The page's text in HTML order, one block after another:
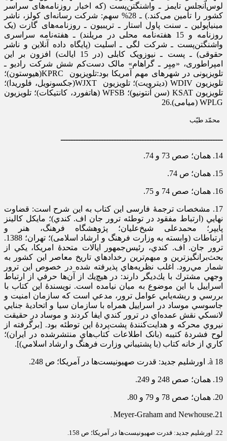
لوس‌آنجلس تایمز ـ واشنگتن‌پست (که اخبار روزنامه‌های سراسر
کشور را تأمین می‌کند.) ـ 28% سهم: شرکت رسانه‌ای کولز، ناشر
مینیاپولین ـ سنت پاول استار ـ تریبیون ـ روزنامه‌های گازت (یک
روزنامه و 15 هفته‌نامه محلی در مریلند) ـ هفته‌نامه سراسری
واشنگتن‌پست ـ شرکت لگی ـ اسلیت (پایگاه داده آنلاین و ناشر
حقوقی) ـ پست ـ نیوزویک کابلی (در 15 ایالت) افزون بر این
امپراطوری، «مِیِر ـ گراهام» مالک دست‌کم شش شرکت رادیو ـ
تلویزیونی در شهرهای مهم آمریکا بود:تلویزیون KPRC(هیوستون)؛
تلویزیون WDIV (دیترویت)؛ تلویزیون WJXT(جکسونویل، فلوریدا)؛
تلویزیون KSAT (سن آنتونیو)؛ WFSB (هاتفورد، کانتیکات)؛ تلویزیون
WPLG (میامی).26
محمّد طیّب
ــــــــــــــــــــــــــــــــــــــــــــــــــــــــــــــــ
14. همان؛ صص 73 و 74.
15. همان؛ ص 74.
16. همان؛ صص 74 و 75.
17. مشخصات ترجمۀ فارسی این کتاب به این شرح است: قضاوت
نهايي (ارتباط مفقود در توطئه ترور جان اف. كندي)؛ مایکل کالینز
پایپر؛ محمدعلی شیخ‌علیان؛ پژوهشگاه فرهنگ، هنر و
ارتباطات (وابسته به وزارت فرهنگ و ارشاد اسلامی)؛ تهران؛ 1388.
ترور جان. اف. كندي، رئيس‌جمهور ايالات متحدۀ امريكا، يكي از
بحث‌برانگيزترين و مبهم‌ترين رخدادهاي تاريخ معاصر اين كشور به
شمار مي‌رود. اغلب نظريه‌هاي پذيرفته شده در خصوص اين ترور
وجهي مشترك با يك‌ديگر دارند: در هيچ‌يك از آن‌ها حرفي از ارتباط
اسراييل با اين موضوع به ميان نيامده است. نویسندۀ این کتاب با
بررسي و ريشه‌يابي عوامل ترور، مدعي است كه سازمان امنيت و
جاسوسي موساد در اسراييل همراه با سازمان سيا و اتحاديۀ جنايي
لانسكي نقش عمده‌اي در ترور كندي ايفا كردند و موساد در حقيقت
نيروي محركه و هدايت‌كنندۀ پشت‌پردۀ اين توطئه بود. [برگرفته از
لوح فشردۀ کتيبه (بانک اطلاعات کتاب‌هاي منتشرشده در ايران)؛
کاري از خانه کتاب (با پشتيباني وزارت فرهنگ و ارشاد اسلامي)].
à 18. اورشلیم جدید: قدرت صهیونیست‌ها در آمریکا؛ ص 248.
19. همان؛ صص 248 و 249.
20. همان؛ صص 78 و 79 و 80.
21.Meyer-Graham and Newhouse
22. اورشلیم جدید: قدرت صهیونیست‌ها در آمریکا؛ ص 158.